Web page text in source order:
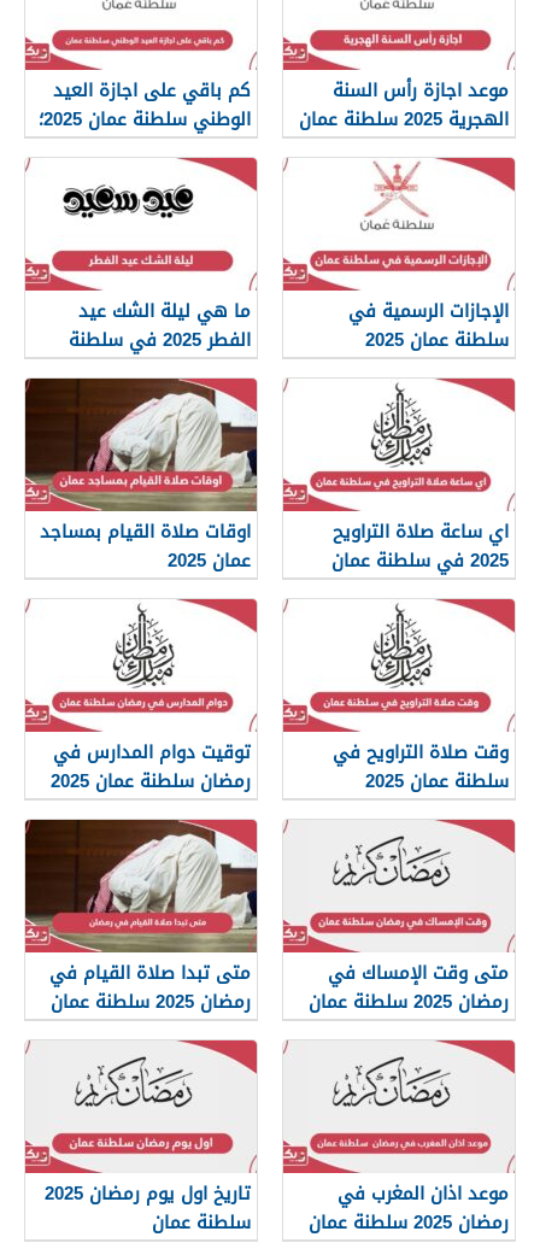
موعد اجازة رأس السنة
الهجرية 2025 سلطنة عمان
كم باقي على اجازة العيد
الوطني سلطنة عمان 2025؛
العد التنازلي
الإجازات الرسمية في
سلطنة عمان 2025
ما هي ليلة الشك عيد
الفطر 2025 في سلطنة
عمان
اي ساعة صلاة التراويح
2025 في سلطنة عمان
اوقات صلاة القيام بمساجد
عمان 2025
وقت صلاة التراويح في
سلطنة عمان 2025
توقيت دوام المدارس في
رمضان سلطنة عمان 2025
متى وقت الإمساك في
رمضان 2025 سلطنة عمان
متى تبدا صلاة القيام في
رمضان 2025 سلطنة عمان
موعد اذان المغرب في
رمضان 2025 سلطنة عمان
تاريخ اول يوم رمضان 2025
سلطنة عمان